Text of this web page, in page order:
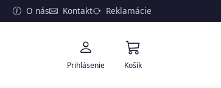
O nás Kontakt Reklamácie
Prihlásenie Košík